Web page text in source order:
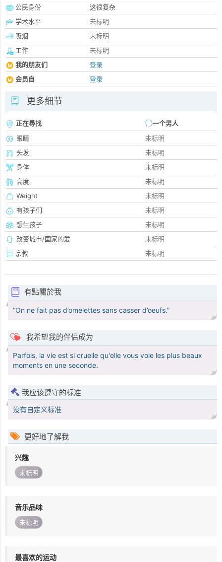
公民身份
这很复杂
学术水平
未标明
吸烟
未标明
工作
未标明
我的朋友们
登录
会员自
登录
更多细节
正在尋找
一个男人
眼睛
未标明
头发
未标明
身体
未标明
高度
未标明
Weight
未标明
有孩子们
未标明
想生孩子
未标明
改变城市/国家的爱
未标明
宗教
未标明
有點關於我
“On ne fait pas d’omelettes sans casser d’oeufs.”
我希望我的伴侣成为
Parfois, la vie est si cruelle qu'elle vous vole les plus beaux
moments en une seconde.
我应该遵守的标准
没有自定义标准
更好地了解我
兴趣
未标明
音乐品味
未标明
最喜欢的运动